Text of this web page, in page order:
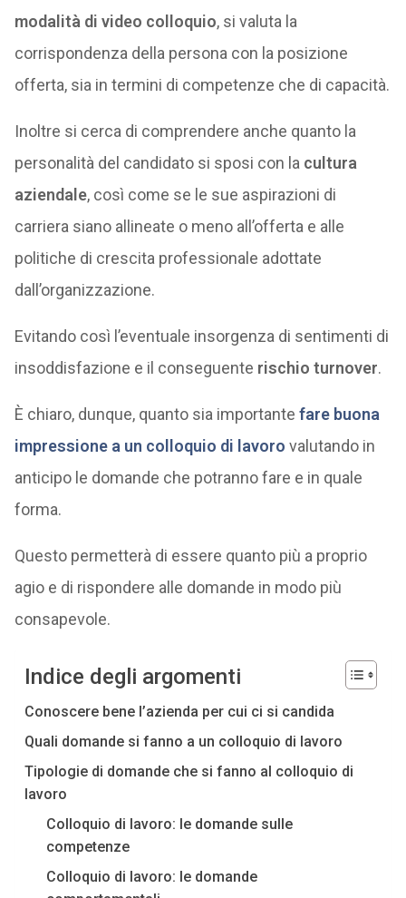
modalità di video colloquio, si valuta la
corrispondenza della persona con la posizione
offerta, sia in termini di competenze che di capacità.
Inoltre si cerca di comprendere anche quanto la
personalità del candidato si sposi con la cultura
aziendale, così come se le sue aspirazioni di
carriera siano allineate o meno all’offerta e alle
politiche di crescita professionale adottate
dall’organizzazione.
Evitando così l’eventuale insorgenza di sentimenti di
insoddisfazione e il conseguente rischio turnover.
È chiaro, dunque, quanto sia importante fare buona
impressione a un colloquio di lavoro valutando in
anticipo le domande che potranno fare e in quale
forma.
Questo permetterà di essere quanto più a proprio
agio e di rispondere alle domande in modo più
consapevole.
Indice degli argomenti
Conoscere bene l’azienda per cui ci si candida
Quali domande si fanno a un colloquio di lavoro
Tipologie di domande che si fanno al colloquio di
lavoro
Colloquio di lavoro: le domande sulle
competenze
Colloquio di lavoro: le domande